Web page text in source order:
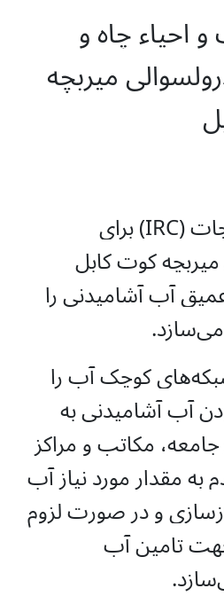
چاه و
میربچه
کمیته بین‌المللی نجات (IRC) برای
کوت کابل
آب آشامیدنی را
کوچک آب را
آب آشامیدنی به
مکاتب و مراکز
مقدار مورد نیاز آب
و در صورت لزوم
تامین آب